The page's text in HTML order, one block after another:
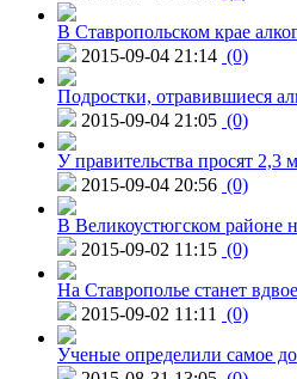
В Ставропольском крае
2015-09-04 21:14 (0)
Подростки, отравившиеся
2015-09-04 21:05 (0)
У правительства просят 2,3
2015-09-04 20:56 (0)
В Великоустюгском районе
2015-09-02 11:15 (0)
На Ставрополье станет
2015-09-02 11:11
(0)
Ученые определили самое